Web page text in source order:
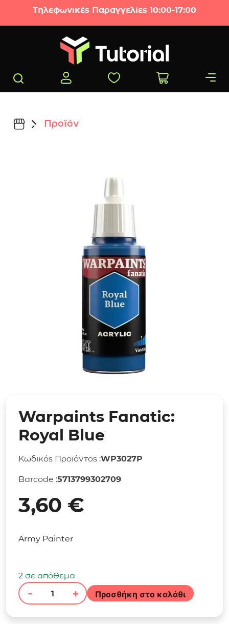
Μετάβαση στο περιεχόμενο
Τηλεφωνικές Παραγγελίες 10:00-17:00
Προϊόν
Warpaints Fanatic:
Royal Blue
Κωδικός Προϊόντος :WP3027P
Barcode :5713799302709
3,60 €
Army Painter
2 σε απόθεμα
-
Warpaints
+ Προσθήκη στο καλάθι